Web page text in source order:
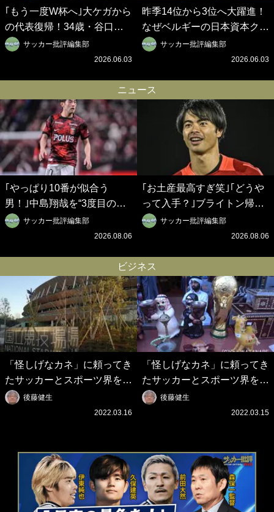
｢もう一度W杯へ｣大ケガから
の代表復帰！34歳・谷口彰
悟の奇跡を支えた日本資本の
ベルギークラブ、次なる野望
ロイデン立石敬之CEOの世
界戦略】(2)
サッカー批評編集部
2026.06.03
昨季14位から3位へ大躍進！
なぜベルギーの日本資本クラ
ブは創設102年目に歴史的快
挙を成し遂げられたのか？
之CEOの世界戦略】(1)
サッカー批評編集部
2026.06.03
ニュース
｢やっぱり10番が似合う
男！｣中島翔哉を“3度目の獲
得”ポルティモネンセが歓迎
アニメーションで背番号10
せだね〜｣｢爽やかイケメン｣
サッカー批評編集部
2026.08.06
｢お土産最高すぎ笑｣｢どうや
って入手？｣ブライトン帰還
の三笘薫、同僚に“ポケカ”を
プレゼント！｢薫の笑顔見れ
ル可愛すぎ｣
サッカー批評編集部
2026.08.06
ビジネス
「怪しげなカネ」に頼ってき
たサッカーとスポーツ界を待
つ未来(4)スポーツを「持続
可能」にする「真の投資」の
後藤健生
2022.03.16
「怪しげなカネ」に頼ってき
たサッカーとスポーツ界を待
つ未来(3)「ロシアン・マネ
ー」に続く中東の「オイルマ
後藤健生
2022.03.15